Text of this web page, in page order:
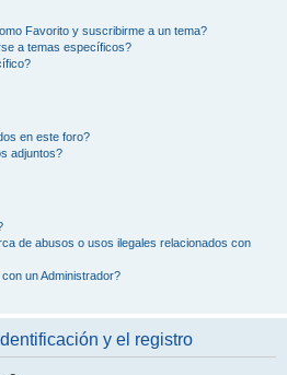
Favorito y suscribirme a un tema?
a temas específicos?
en este foro?
adjuntos?
de abusos o usos ilegales relacionados con
un Administrador?
y el registro